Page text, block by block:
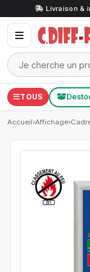
Livraison &
TOUS
Accueil›Affichage›